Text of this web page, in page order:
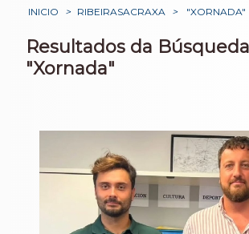
INICIO > RIBEIRASACRAXA > "XORNADA"
Resultados da
"Xornada"